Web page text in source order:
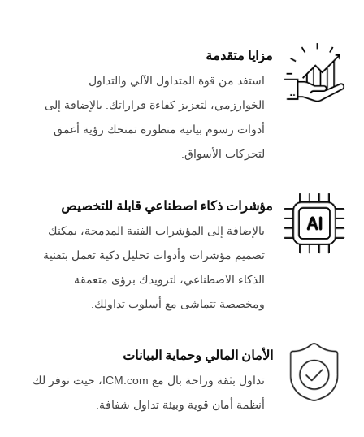
مزايا متقدمة
استفد من قوة المتداول الآلي والتداول
الخوارزمي، لتعزيز كفاءة قراراتك. بالإضافة إلى
أدوات رسوم بيانية متطورة تمنحك رؤية أعمق
لتحركات الأسواق.
مؤشرات ذكاء اصطناعي قابلة للتخصيص
بالإضافة إلى المؤشرات الفنية المدمجة، يمكنك
تصميم مؤشرات وأدوات تحليل ذكية تعمل بتقنية
الذكاء الاصطناعي، لتزويدك برؤى متعمقة
ومخصصة تتماشى مع أسلوب تداولك.
الأمان المالي وحماية البيانات
تداول بثقة وراحة بال مع ICM.com، حيث نوفر لك
أنظمة أمان قوية وبيئة تداول شفافة.